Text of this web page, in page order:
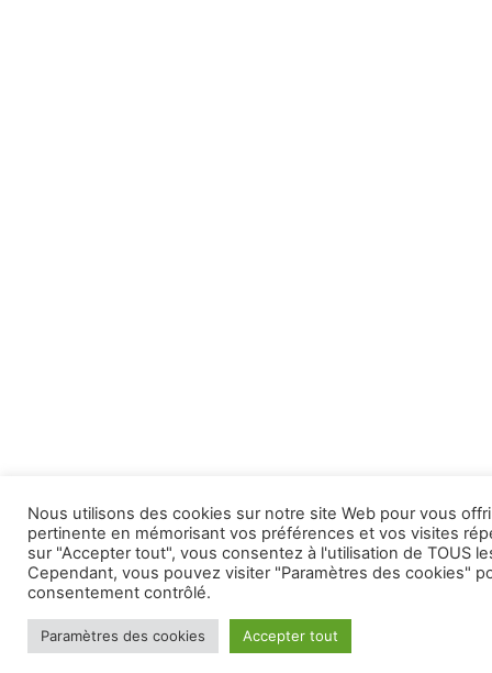
Nous utilisons des cookies sur notre site Web pour vous
pertinente en mémorisant vos préférences et vos visites
sur "Accepter tout", vous consentez à l'utilisation de TOUS
Cependant, vous pouvez visiter "Paramètres des cookies"
consentement contrôlé.
Paramètres des cookies Accepter tout